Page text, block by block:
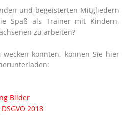
und begeisterten Mitgliedern
Spaß als Trainer mit Kindern,
zu arbeiten?
konnten, können Sie hier
Bilder
2018